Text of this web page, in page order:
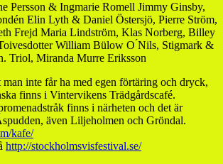
Persson & Ingmarie Romell Jimmy Ginsby,
Elin Lyth & Daniel Östersjö, Pierre Ström,
Frejd Maria Lindström, Klas Norberg, Billey
William Bülow O ́Nils, Stigmark &
Triol, Miranda Murre Eriksson
inte får ha med egen förtäring och dryck,
finns i Vintervikens Trädgårdscafé.
finns i närheten och det är
även Liljeholmen och Gröndal.
kafe/
http://stockholmsvisfestival.se/